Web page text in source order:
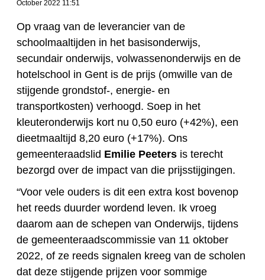
October 2022 11:51
Op vraag van de leverancier van de
schoolmaaltijden in het basisonderwijs,
secundair onderwijs, volwassenonderwijs en de
hotelschool in Gent is de prijs (omwille van de
stijgende grondstof-, energie- en
transportkosten) verhoogd. Soep in het
kleuteronderwijs kort nu 0,50 euro (+42%), een
dieetmaaltijd 8,20 euro (+17%). Ons
gemeenteraadslid Emilie Peeters is terecht
bezorgd over de impact van die prijsstijgingen.
“Voor vele ouders is dit een extra kost bovenop
het reeds duurder wordend leven. Ik vroeg
daarom aan de schepen van Onderwijs, tijdens
de gemeenteraadscommissie van 11 oktober
2022, of ze reeds signalen kreeg van de scholen
dat deze stijgende prijzen voor sommige